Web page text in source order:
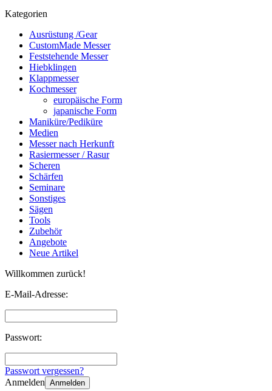
Kategorien
Ausrüstung /Gear
CustomMade Messer
Feststehende Messer
Hiebklingen
Klappmesser
Kochmesser
europäische Form
japanische Form
Maniküre/Pediküre
Medien
Messer nach Herkunft
Rasiermesser / Rasur
Scheren
Schärfen
Seminare
Sonstiges
Sägen
Tools
Zubehör
Angebote
Neue Artikel
Willkommen zurück!
E-Mail-Adresse:
Passwort:
Passwort vergessen?
Anmelden Anmelden